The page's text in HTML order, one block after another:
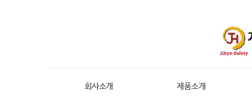
회사소개 제품소개